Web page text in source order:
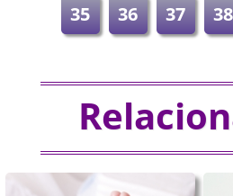
35
36 37 38